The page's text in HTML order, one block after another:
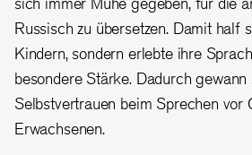
Russisch zu übersetzen. Damit half
Kindern, sondern erlebte ihre
besondere Stärke. Dadurch
Selbstvertrauen beim Sprechen vor
Erwachsenen.